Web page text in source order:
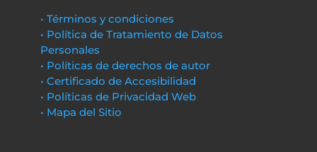
• Términos y condiciones
• Política de Tratamiento de Datos
Personales
• Políticas de derechos de autor
• Certificado de Accesibilidad
• Políticas de Privacidad Web
• Mapa del Sitio